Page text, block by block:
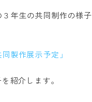
年生の共同制作の様子
製作展示予定」
紹介します。